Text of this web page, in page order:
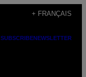
+ FRANÇAIS
SUBSCRIBENEWSLETTER